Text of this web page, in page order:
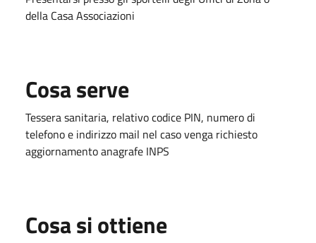
della Casa Associazioni
Cosa serve
Tessera sanitaria, relativo codice PIN, numero di
telefono e indirizzo mail nel caso venga richiesto
aggiornamento anagrafe INPS
Cosa si ottiene